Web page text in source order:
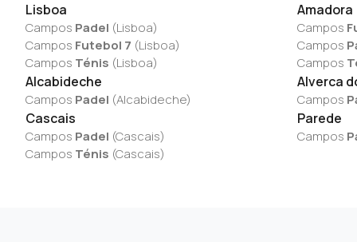
Lisboa
Campos Padel (Lisboa)
Campos Futebol 7 (Lisboa)
Campos Ténis (Lisboa)
Alcabideche
Campos Padel (Alcabideche)
Cascais
Campos Padel (Cascais)
Campos Ténis (Cascais)
Amadora
Campos
Campos
Campos
Alverca
Campos
Parede
Campos